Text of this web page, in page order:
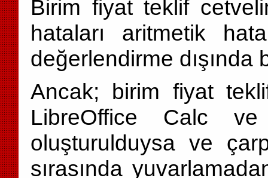
Birim fiyat teklif
hataları aritmetik
değerlendirme dışında
Ancak; birim fiyat
LibreOffice Calc
oluşturulduysa ve
sırasında